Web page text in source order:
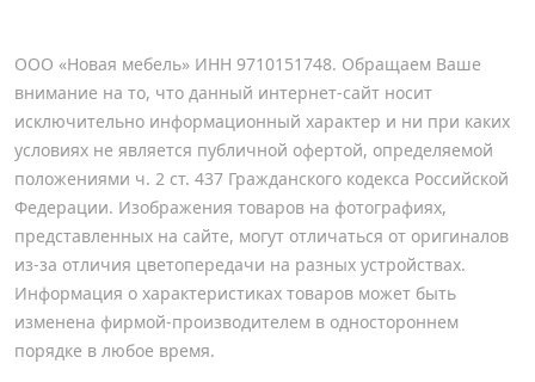
ООО «Новая мебель» ИНН 9710151748. Обращаем Ваше
внимание на то, что данный интернет-сайт носит
исключительно информационный характер и ни при каких
условиях не является публичной офертой, определяемой
положениями ч. 2 ст. 437 Гражданского кодекса Российской
Федерации. Изображения товаров на фотографиях,
представленных на сайте, могут отличаться от оригиналов
из-за отличия цветопередачи на разных устройствах.
Информация о характеристиках товаров может быть
изменена фирмой-производителем в одностороннем
порядке в любое время.